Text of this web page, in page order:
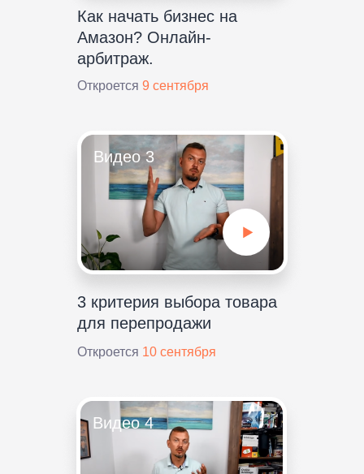
Откроется 9 сентября
Как начать бизнес на
Амазон? Онлайн-
арбитраж.
Видео 3
Откроется 10 сентября
3 критерия выбора товара
для перепродажи
Видео 4